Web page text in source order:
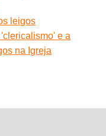
leigos
e a
na Igreja